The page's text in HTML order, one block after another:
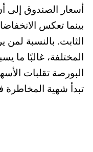
أسعار الصندوق إلى
بينما تعكس
الثابت. بالنسبة لمن
البورصة تقلبات
تبدأ شهية المخاطرة